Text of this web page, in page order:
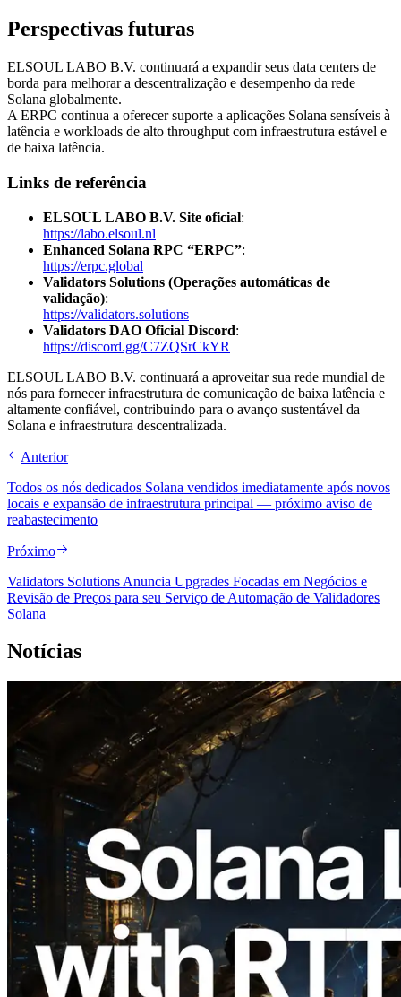
Perspectivas futuras
ELSOUL LABO B.V. continuará a expandir seus data centers de
borda para melhorar a descentralização e desempenho da rede
Solana globalmente.
A ERPC continua a oferecer suporte a aplicações Solana sensíveis à
latência e workloads de alto throughput com infraestrutura estável e
de baixa latência.
Links de referência
ELSOUL LABO B.V. Site oficial:
https://labo.elsoul.nl
Enhanced Solana RPC “ERPC”:
https://erpc.global
Validators Solutions (Operações automáticas de
validação):
https://validators.solutions
Validators DAO Oficial Discord:
https://discord.gg/C7ZQSrCkYR
ELSOUL LABO B.V. continuará a aproveitar sua rede mundial de
nós para fornecer infraestrutura de comunicação de baixa latência e
altamente confiável, contribuindo para o avanço sustentável da
Solana e infraestrutura descentralizada.
Anterior
Todos os nós dedicados Solana vendidos imediatamente após novos
locais e expansão de infraestrutura principal — próximo aviso de
reabastecimento
Próximo
Validators Solutions Anuncia Upgrades Focadas em Negócios e
Revisão de Preços para seu Serviço de Automação de Validadores
Solana
Notícias
2026.08.05
ERPC expande a Solana Leader Slot API
com medição de ping a partir de 7 regiões
globais — Validators Information API